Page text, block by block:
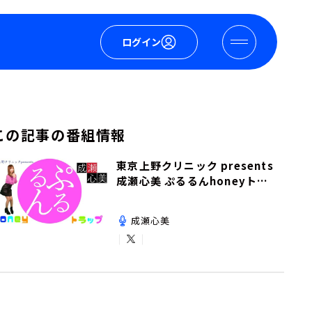
ログイン
の記事の番組情報
東京上野クリニック presents
成瀬心美 ぷるるんhoneyトラ
成瀬心美